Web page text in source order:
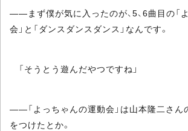
――まず僕が気に入ったのが、5、6曲目の「
会」と「ダンスダンスダンス」なんです。
「そうとう遊んだやつですね」
――「よっちゃんの運動会」は山本隆二さん
をつけたとか。